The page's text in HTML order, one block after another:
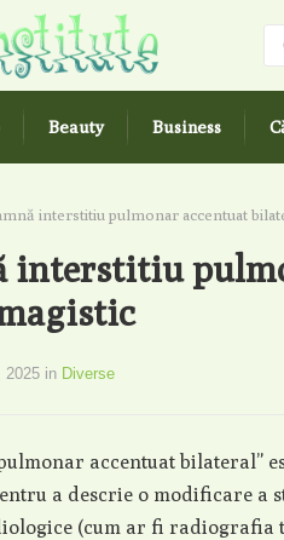
Beauty Business
interstitiu pulmonar accentuat
interstitiu
in Diverse
accentuat bilateral”
a descrie o modificare a
(cum ar fi radiografia